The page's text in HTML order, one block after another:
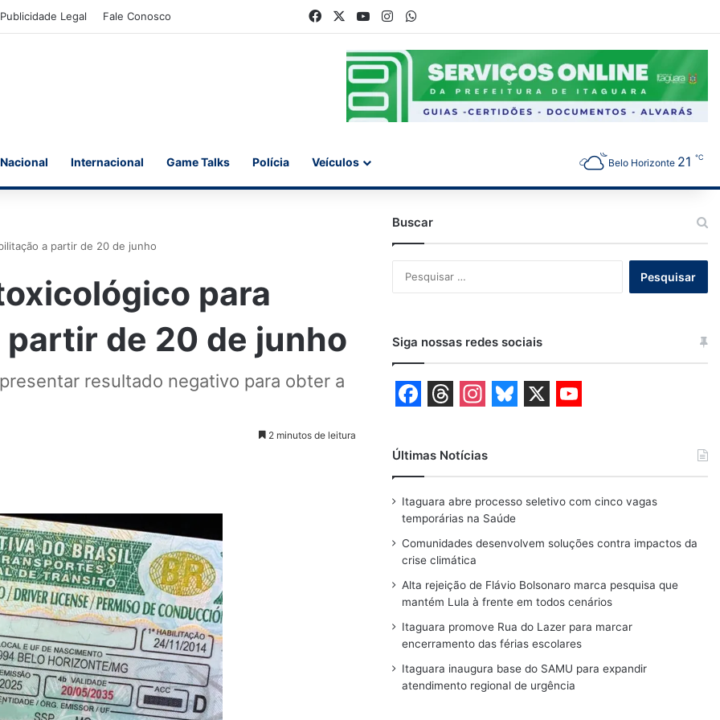
Publicidade Legal Fale Conosco FacebookYouTubeInstagram
Nacional Internacional Game Talks Polícia Veículos Belo Horizonte 21 ℃
a partir de 20 de junho
para
de 20 de junho
resultado negativo para obter a
2 minutos de leitura
Buscar
por:
Siga nossas redes sociais
a
c
e
b
o
o
k
h
r
e
a
d
s
n
s
t
a
g
r
a
m
u
e
s
k
y
u
T
b
Últimas Notícias
Itaguara abre processo seletivo com cinco vagas
temporárias na Saúde
Comunidades desenvolvem soluções contra impactos da
crise climática
Alta rejeição de Flávio Bolsonaro marca pesquisa que
mantém Lula à frente em todos cenários
Itaguara promove Rua do Lazer para marcar
encerramento das férias escolares
Itaguara inaugura base do SAMU para expandir
atendimento regional de urgência